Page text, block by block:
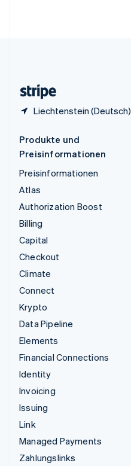
Liechtenstein (Deutsch)
Produkte und
Preisinformationen
Preisinformationen
Atlas
Authorization Boost
Billing
Capital
Checkout
Climate
Connect
Krypto
Data Pipeline
Elements
Financial Connections
Identity
Invoicing
Issuing
Link
Managed Payments
Zahlungslinks